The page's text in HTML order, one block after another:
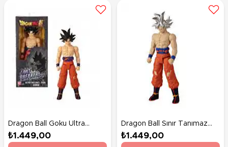
Dragon Ball Goku Ultra
İçgüdü İşareti Figür 30 Cm
₺1.449,00
Dragon Ball Sınır Tanımaz
Serisi 30 Cm Figürleri Ultra
Instinct Goku
₺1.449,00